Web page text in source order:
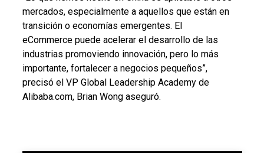
mercados, especialmente a aquellos que están en
transición o economías emergentes. El
eCommerce puede acelerar el desarrollo de las
industrias promoviendo innovación, pero lo más
importante, fortalecer a negocios pequeños”,
precisó el VP Global Leadership Academy de
Alibaba.com, Brian Wong aseguró.